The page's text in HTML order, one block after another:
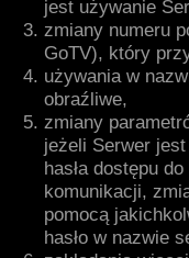
jest używanie
zmiany numeru
GoTV), który
używania w
obraźliwe,
zmiany
jeżeli Serwer
hasła dostępu
komunikacji,
pomocą
hasło w nazwie